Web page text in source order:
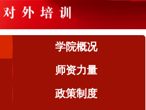
学院概况
师资力量
政策制度